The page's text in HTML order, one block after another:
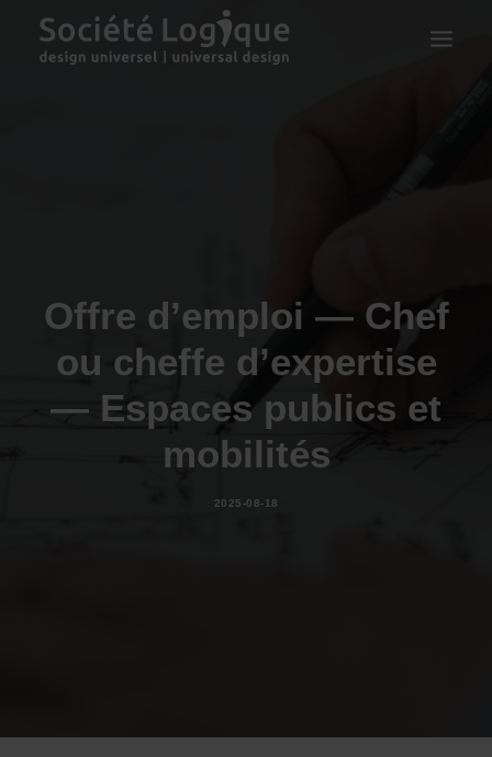
Offre d’emploi — Chef
ou cheffe d’expertise
— Espaces publics et
mobilités
2025-08-18